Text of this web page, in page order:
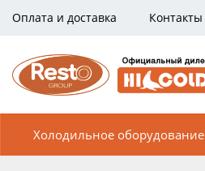
Оплата и доставка Контакты
Холодильное оборудование